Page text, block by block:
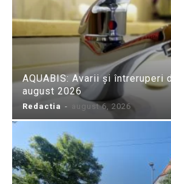
AQUABIS: Avarii și întreruperi
august 2026
Redactia - august 6, 2026